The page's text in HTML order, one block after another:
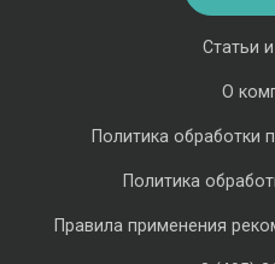
Статьи
О
Политика обработки
Политика
Правила применения